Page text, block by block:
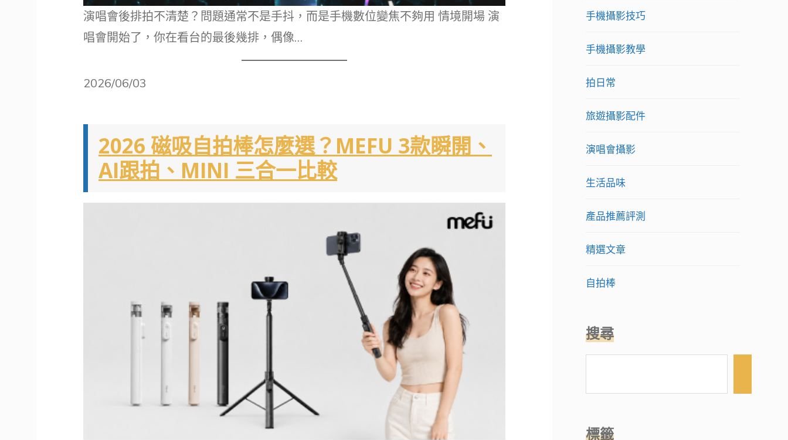
演唱會後排拍不清楚？問題通常不是手抖，而是手機數位變焦不夠用 情境開場 演
唱會開始了，你在看台的最後幾排，偶像…
2026/06/03
2026 磁吸自拍棒怎麼選？MEFU 3款瞬開、
AI跟拍、MINI 三合一比較
手機攝影技巧
手機攝影教學
拍日常
旅遊攝影配件
演唱會攝影
生活品味
產品推薦評測
精選文章
自拍棒
搜尋
標籤